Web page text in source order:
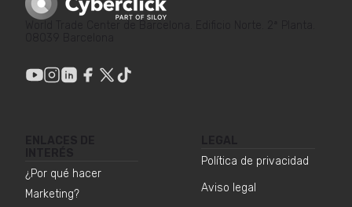
¿Por qué hacer
Marketing?
Política de privacidad
Aviso legal